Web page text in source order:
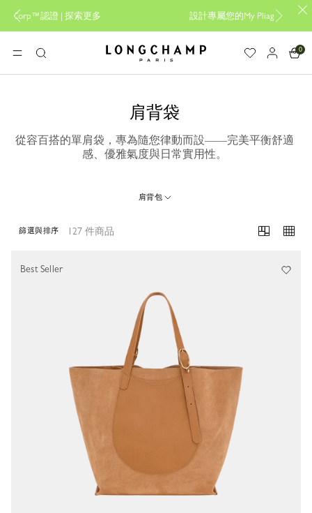
設計專屬您的My Pliage， 線上限定 |立即創作
選單
搜
尋
Longchamp - 主頁
0
肩背袋
從容百搭的單肩袋，專為隨您律動而設——完美平衡舒適
感、優雅氣度與日常實用性。
肩背包
127 件商品
篩選與排序
Best Seller